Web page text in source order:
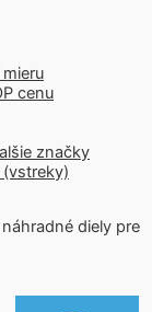
cenu
značky
diely pre